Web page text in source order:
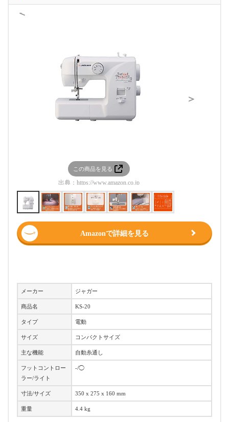
＜
この商品を見る
出典： https://www.amazon.co.jp
＞
Amazonで詳細を見る
メーカー ジャガー
商品名 KS-20
タイプ 電動
サイズ コンパクトサイズ
主な機能 自動糸通し
フットコントロー
ラー/ライト
-/◯
寸法/サイズ 350 x 275 x 160 mm
重量 4.4 kg